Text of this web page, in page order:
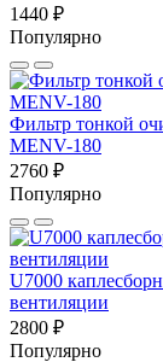
1440 ₽
Популярно
Фильтр тонкой
MENV-180
2760 ₽
Популярно
U7000
вентиляции
2800 ₽
Популярно